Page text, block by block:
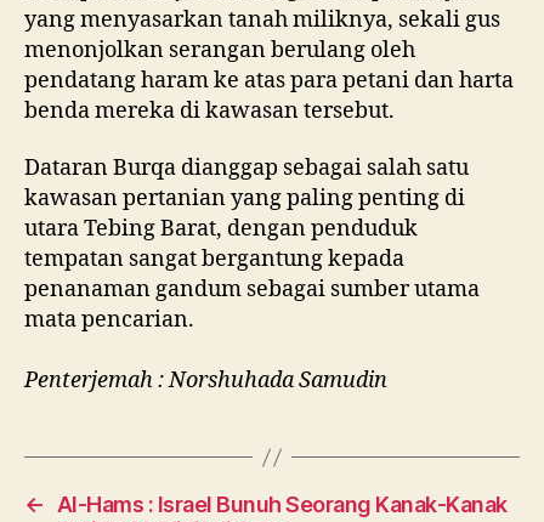
yang menyasarkan tanah miliknya, sekali gus
menonjolkan serangan berulang oleh
pendatang haram ke atas para petani dan harta
benda mereka di kawasan tersebut.
Dataran Burqa dianggap sebagai salah satu
kawasan pertanian yang paling penting di
utara Tebing Barat, dengan penduduk
tempatan sangat bergantung kepada
penanaman gandum sebagai sumber utama
mata pencarian.
Penterjemah : Norshuhada Samudin
←
Al-Hams : Israel Bunuh Seorang Kanak-Kanak